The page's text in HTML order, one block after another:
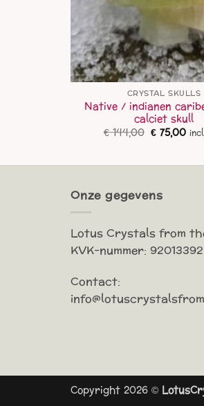
CRYSTAL SKULLS
Native / indianen
calciet skull
€144,00 prijs
€ 144,00.
€75,00prijs
€
Onze gegevens
Lotus Crystals from
KVK-nummer: 92013392
Contact:
Copyright 2026 ©